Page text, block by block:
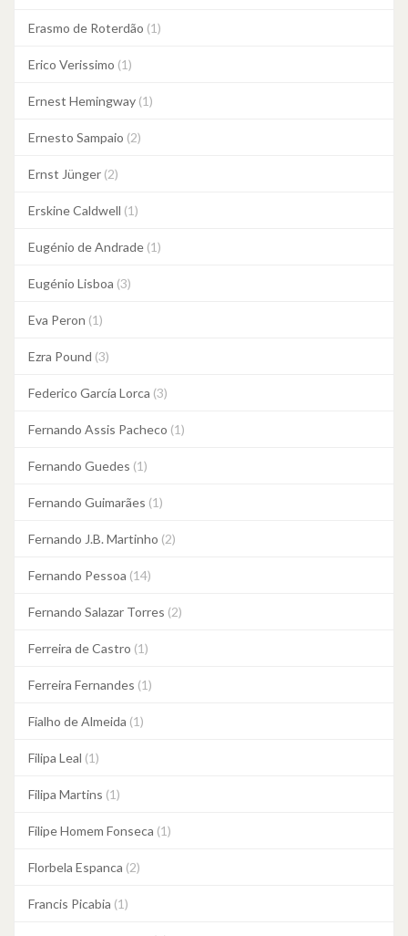
Erasmo de Roterdão (1)
Erico Verissimo (1)
Ernest Hemingway (1)
Ernesto Sampaio (2)
Ernst Jünger (2)
Erskine Caldwell (1)
Eugénio de Andrade (1)
Eugénio Lisboa (3)
Eva Peron (1)
Ezra Pound (3)
Federico García Lorca (3)
Fernando Assis Pacheco (1)
Fernando Guedes (1)
Fernando Guimarães (1)
Fernando J.B. Martinho (2)
Fernando Pessoa (14)
Fernando Salazar Torres (2)
Ferreira de Castro (1)
Ferreira Fernandes (1)
Fialho de Almeida (1)
Filipa Leal (1)
Filipa Martins (1)
Filipe Homem Fonseca (1)
Florbela Espanca (2)
Francis Picabia (1)